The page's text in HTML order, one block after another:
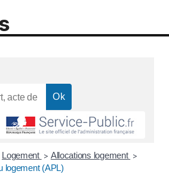
Logement > Allocations logement >
logement (APL)